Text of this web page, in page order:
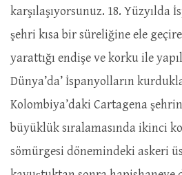
karşılaşıyorsunuz. 18. Yüzyılda
şehri kısa bir süreliğine ele
yarattığı endişe ve korku ile
Dünya’da’ İspanyolların
Kolombiya’daki Cartagena
büyüklük sıralamasında ikinci
sömürgesi dönemindeki askeri